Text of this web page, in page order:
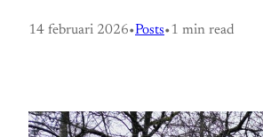
14 februari 2026•Posts•1 min read